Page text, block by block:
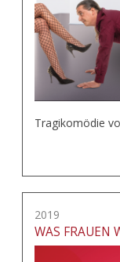
Tragikomödie
2019
WAS FRAUEN